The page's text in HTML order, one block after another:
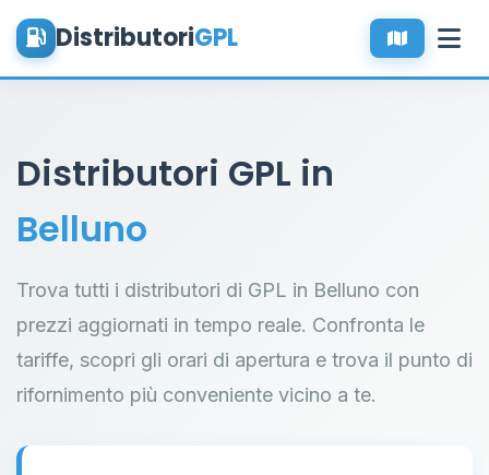
DistributoriGPL
Distributori GPL in
Belluno
Trova tutti i distributori di GPL in Belluno con
prezzi aggiornati in tempo reale. Confronta le
tariffe, scopri gli orari di apertura e trova il punto di
rifornimento più conveniente vicino a te.